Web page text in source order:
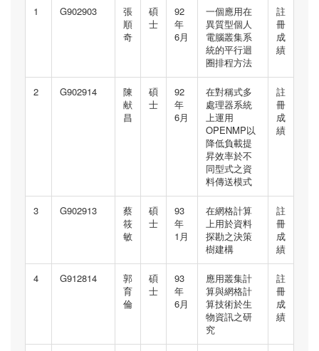
1 G902903
張
順
奇
碩
士
92
年
6月
一個應用在
異質型個人
電腦叢集系
統的平行迴
圈排程方法
註
冊
成
績
2 G902914
陳
献
昌
碩
士
92
年
6月
在對稱式多
處理器系統
上運用
OPENMP以
降低負載提
昇效率於不
同型式之資
料傳送模式
註
冊
成
績
3 G902913
蔡
筱
敏
碩
士
93
年
1月
在網格計算
上用於資料
探勘之決策
樹建構
註
冊
成
績
4 G912814
郭
育
倫
碩
士
93
年
6月
應用叢集計
算與網格計
算技術於生
物資訊之研
究
註
冊
成
績